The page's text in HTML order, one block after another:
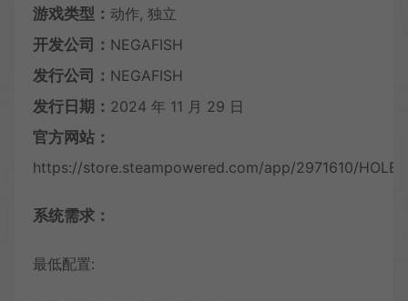
游戏类型： 动作, 独立
开发公司： NEGAFISH
发行公司： NEGAFISH
发行日期： 2024 年 11 月 29 日
官方网站：
https://store.steampowered.com/app/2971610/HOLE/
系统需求：
最低配置: